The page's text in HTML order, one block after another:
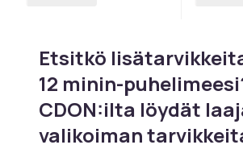
Etsitkö
12 minin-
CDON:ilta löydät
valikoiman